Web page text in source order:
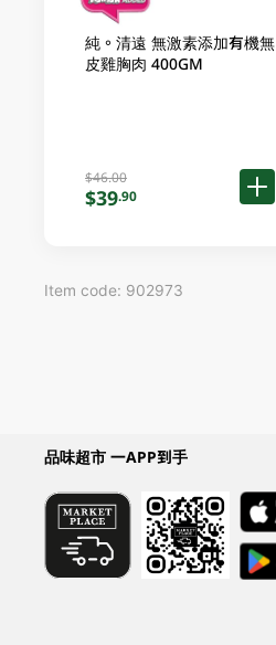
純。清遠 無激素添加有機無
皮雞胸肉 400GM
$46.00
$39.90
Item code: 902973
品味超市 一APP到手